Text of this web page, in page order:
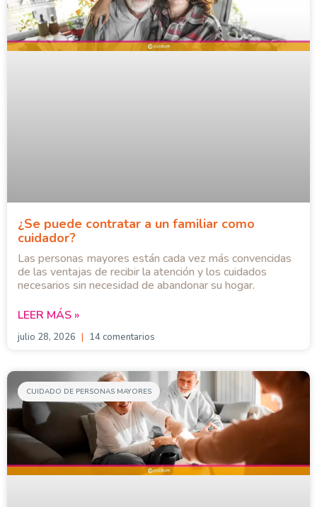
¿Se puede contratar a un familiar como
cuidador?
Las personas mayores están cada vez más convencidas
de las ventajas de recibir la atención y los cuidados
necesarios sin necesidad de abandonar su hogar.
LEER MÁS »
julio 28, 2026 14 comentarios
CUIDADO DE PERSONAS MAYORES